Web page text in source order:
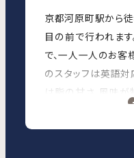
京都河原町駅から
目の前で行われます
で、一人一人のお客
のスタッフは英語対
は脂の甘さ、風味が
ス/2cmの角切り/